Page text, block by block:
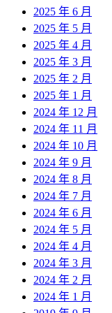
2025 年 6 月
2025 年 5 月
2025 年 4 月
2025 年 3 月
2025 年 2 月
2025 年 1 月
2024 年 12 月
2024 年 11 月
2024 年 10 月
2024 年 9 月
2024 年 8 月
2024 年 7 月
2024 年 6 月
2024 年 5 月
2024 年 4 月
2024 年 3 月
2024 年 2 月
2024 年 1 月